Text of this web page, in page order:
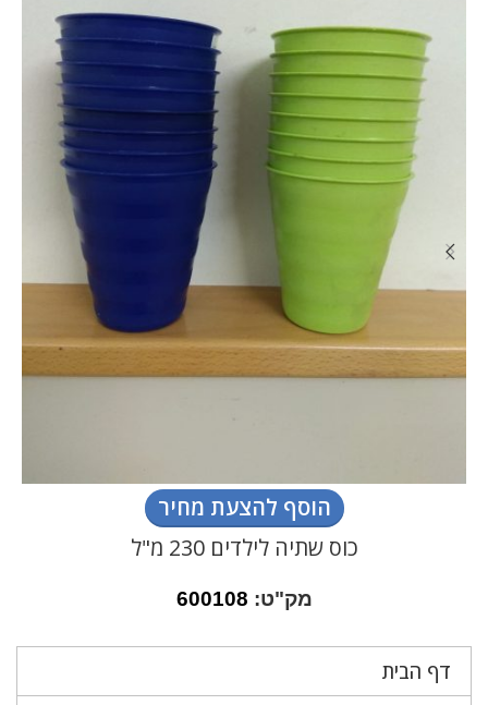
דף הבית
הוסף להצעת מחיר
כוס שתיה לילדים 230 מ"ל
מק"ט: 600108